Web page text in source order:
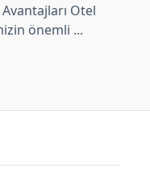
Otel
önemli ...